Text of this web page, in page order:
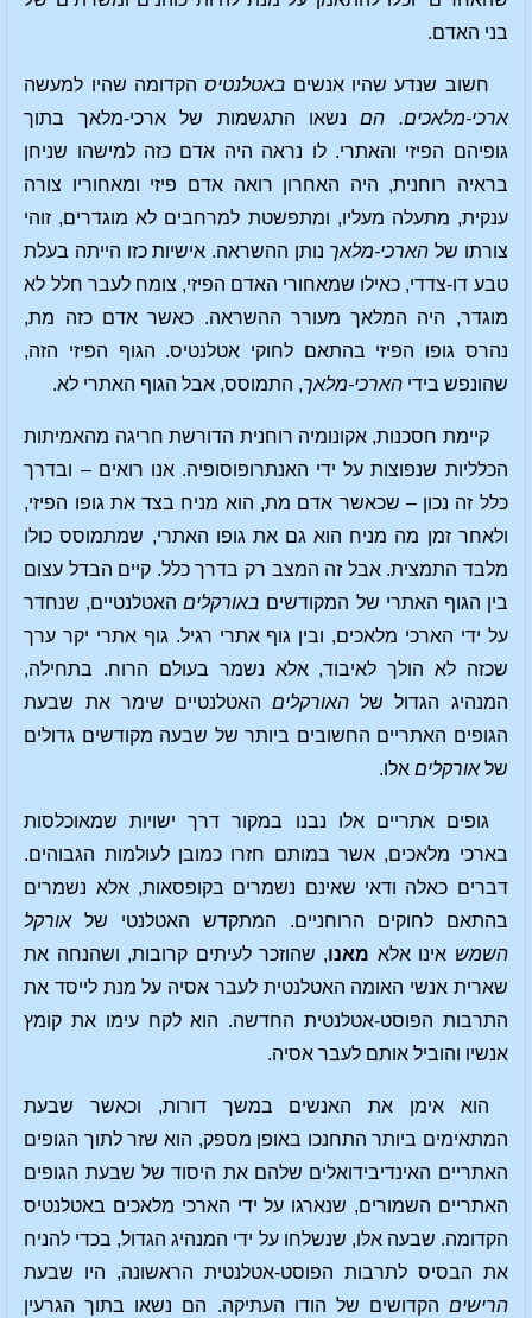
בני האדם.
חשוב שנדע שהיו אנשים באטלנטיס הקדומה שהיו למעשה
ארכי-מלאכים. הם נשאו התגשמות של ארכי-מלאך בתוך
גופיהם הפיזי והאתרי. לו נראה היה אדם כזה למישהו שניחן
בראיה רוחנית, היה האחרון רואה אדם פיזי ומאחוריו צורה
ענקית, מתעלה מעליו, ומתפשטת למרחבים לא מוגדרים, זוהי
צורתו של הארכי-מלאך נותן ההשראה. אישיות כזו הייתה בעלת
טבע דו-צדדי, כאילו שמאחורי האדם הפיזי, צומח לעבר חלל לא
מוגדר, היה המלאך מעורר ההשראה. כאשר אדם כזה מת,
נהרס גופו הפיזי בהתאם לחוקי אטלנטיס. הגוף הפיזי הזה,
שהונפש בידי הארכי-מלאך, התמוסס, אבל הגוף האתרי לא.
קיימת חסכנות, אקונומיה רוחנית הדורשת חריגה מהאמיתות
הכלליות שנפוצות על ידי האנתרופוסופיה. אנו רואים – ובדרך
כלל זה נכון – שכאשר אדם מת, הוא מניח בצד את גופו הפיזי,
ולאחר זמן מה מניח הוא גם את גופו האתרי, שמתמוסס כולו
מלבד התמצית. אבל זה המצב רק בדרך כלל. קיים הבדל עצום
בין הגוף האתרי של המקודשים באורקליםהאטלנטיים, שנחדר
על ידי הארכי מלאכים, ובין גוף אתרי רגיל. גוף אתרי יקר ערך
שכזה לא הולך לאיבוד, אלא נשמר בעולם הרוח. בתחילה,
המנהיג הגדול של האורקליםהאטלנטיים שימר את שבעת
הגופים האתריים החשובים ביותר של שבעה מקודשים גדולים
שלאורקלים אלו.
גופים אתריים אלו נבנו במקור דרך ישויות שמאוכלסות
בארכי מלאכים, אשר במותם חזרו כמובן לעולמות הגבוהים.
דברים כאלה ודאי שאינם נשמרים בקופסאות, אלא נשמרים
בהתאם לחוקים הרוחניים. המתקדש האטלנטי שלאורקל
השמש אינו אלא מאנו, שהוזכר לעיתים קרובות, ושהנחה את
שארית אנשי האומה האטלנטית לעבר אסיה על מנת לייסד את
התרבות הפוסט-אטלנטית החדשה. הוא לקח עימו את קומץ
אנשיו והוביל אותם לעבר אסיה.
הוא אימן את האנשים במשך דורות, וכאשר שבעת
המתאימים ביותר התחנכו באופן מספק, הוא שזר לתוך הגופים
האתריים האינדיבידואלים שלהם את היסוד של שבעת הגופים
האתריים השמורים, שנארגו על ידי הארכי מלאכים באטלנטיס
הקדומה. שבעה אלו, שנשלחו על ידי המנהיג הגדול, בכדי להניח
את הבסיס לתרבות הפוסט-אטלנטית הראשונה, היו שבעת
הרישים הקדושים של הודו העתיקה. הם נשאו בתוך הגרעין